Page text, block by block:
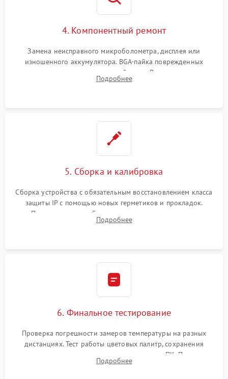
4. Компонентный ремонт
Замена неисправного микроболометра, дисплея или
изношенного аккумулятора. BGA-пайка поврежденных
контроллеров на материнской плате. Восстановление
разъемов и кнопок, замена поврежденных элементов
Подробнее
5. Сборка и калибровка
Сборка устройства с обязательным восстановлением класса
защиты IP с помощью новых герметиков и прокладок.
Программная калибровка матрицы по эталонному
абсолютно черному телу для точного измерения температур.
Подробнее
6. Финальное тестирование
Проверка погрешности замеров температуры на разных
дистанциях. Тест работы цветовых палитр, сохранения
термограмм в память и передачи данных на ПК. Проверка
автономности работы и итоговый контроль качества.
Подробнее